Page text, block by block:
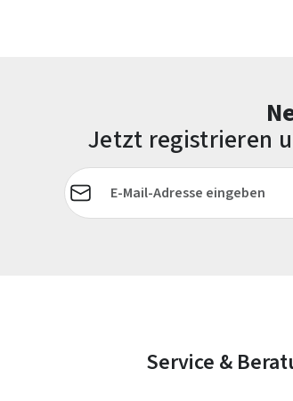
Jetzt registrieren
E-Mail-Adresse*
Service &